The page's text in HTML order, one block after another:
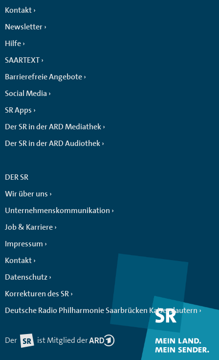
Kontakt
Newsletter
Hilfe
SAARTEXT
Barrierefreie Angebote
Social Media
SR Apps
Der SR in der ARD Mediathek
Der SR in der ARD Audiothek
DER SR
Wir über uns
Unternehmenskommunikation
Job & Karriere
Impressum
Kontakt
Datenschutz
Korrekturen des SR
Deutsche Radio Philharmonie Saarbrücken Kaiserslautern
Der ist Mitglied der